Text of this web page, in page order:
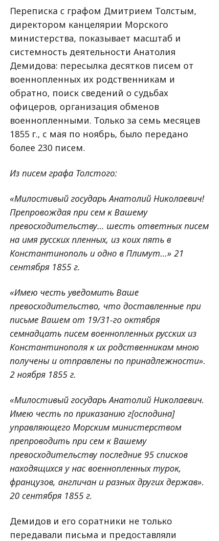
Переписка с графом Дмитрием Толстым,
директором канцелярии Морского
министерства, показывает масштаб и
системность деятельности Анатолия
Демидова: пересылка десятков писем от
военнопленных их родственникам и
обратно, поиск сведений о судьбах
офицеров, организация обменов
военнопленными. Только за семь месяцев
1855 г., с мая по ноябрь, было передано
более 230 писем.
Из писем графа Толстого:
«Милостивый государь Анатолий Николаевич!
Препровождая при сем к Вашему
превосходительству… шесть ответных писем
на имя русских пленных, из коих пять в
Константинополь и одно в Плимут…» 21
сентября 1855 г.
«Имею честь уведомить Ваше
превосходительство, что доставленные при
письме Вашем от 19/31-го октября
семнадцать писем военнопленных русских из
Константинополя к их родственникам мною
получены и отправлены по принадлежности».
2 ноября 1855 г.
«Милостивый государь Анатолий Николаевич.
Имею честь по приказанию г[осподина]
управляющего Морским министерством
препроводить при сем к Вашему
превосходительству последние 95 списков
находящихся у нас военнопленных турок,
французов, англичан и разных других держав».
20 сентября 1855 г.
Демидов и его соратники не только
передавали письма и предоставляли